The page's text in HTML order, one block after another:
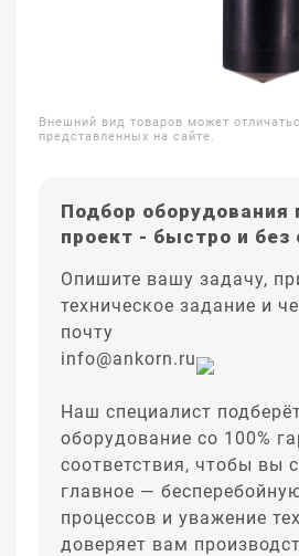
Внешний вид товаров может
представленных на сайте.
Подбор оборудования
проект - быстро и без
Опишите вашу задачу,
техническое задание и
почту
info@ankorn.ru
Наш специалист
оборудование со 100%
соответствия, чтобы вы
главное —
процессов и уважение
доверяет вам